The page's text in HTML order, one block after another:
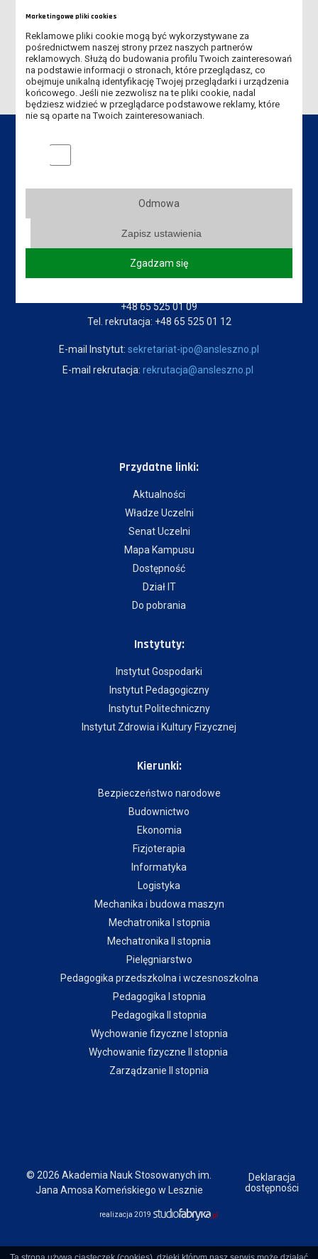
SPOTKANIE NAUKOWE W RAMACH CYKLU "WYKŁADY MISTRZÓW"
DNI PATRONA 19-21 MAJA 2026
Akademia Nauk Stosowanych
im. Jana Amosa Komeńskiego w Lesznie
ul. Adama Mickiewicza 5, 64-100 Leszno
+48 65 525 01 09
Tel. rekrutacja: +48 65 525 01 12
E-mail Instytut: sekretariat-ipo@ansleszno.pl
E-mail rekrutacja: rekrutacja@ansleszno.pl
Przydatne linki:
Aktualności
Władze Uczelni
Senat Uczelni
Mapa Kampusu
Dostępność
Dział IT
Do pobrania
Instytuty:
Instytut Gospodarki
Instytut Pedagogiczny
Instytut Politechniczny
Instytut Zdrowia i Kultury Fizycznej
Kierunki:
Bezpieczeństwo narodowe
Budownictwo
Ekonomia
Fizjoterapia
Informatyka
Logistyka
Mechanika i budowa maszyn
Mechatronika I stopnia
Mechatronika II stopnia
Pielęgniarstwo
Pedagogika przedszkolna i wczesnoszkolna
Pedagogika I stopnia
Pedagogika II stopnia
Wychowanie fizyczne I stopnia
Wychowanie fizyczne II stopnia
Zarządzanie II stopnia
© 2026 Akademia Nauk Stosowanych im.
Jana Amosa Komeńskiego w Lesznie
Deklaracja
dostępności
realizacja 2019
Marketingowe pliki cookies
Reklamowe pliki cookie mogą być wykorzystywane za
pośrednictwem naszej strony przez naszych partnerów
reklamowych. Służą do budowania profilu Twoich zainteresowań
na podstawie informacji o stronach, które przeglądasz, co
obejmuje unikalną identyfikację Twojej przeglądarki i urządzenia
końcowego. Jeśli nie zezwolisz na te pliki cookie, nadal
będziesz widzieć w przeglądarce podstawowe reklamy, które
nie są oparte na Twoich zainteresowaniach.
Marketingowe pliki cookies
Odmowa
Zapisz ustawienia
Zgadzam się